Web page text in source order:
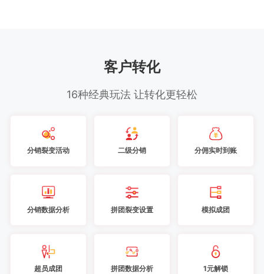
客户转化
16种经典玩法 让转化更轻松
分销裂变活动 二级分销 分佣实时到账
分销数据分析 拼团裂变设置 模拟成团
超员成团 拼团数据分析 1元解锁